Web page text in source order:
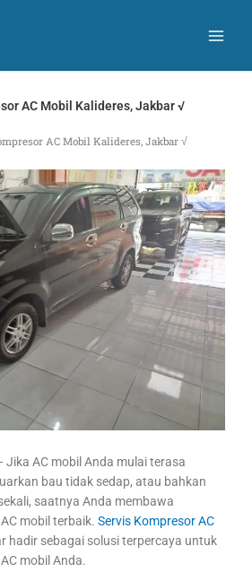
AC Mobil Kalideres, Jakbar √
AC Mobil Kalideres, Jakbar √
Jika AC mobil Anda mulai terasa
bau tidak sedap, atau bahkan
saatnya Anda membawa
mobil terbaik. Servis Kompresor AC
hadir sebagai solusi terpercaya untuk
mobil Anda.